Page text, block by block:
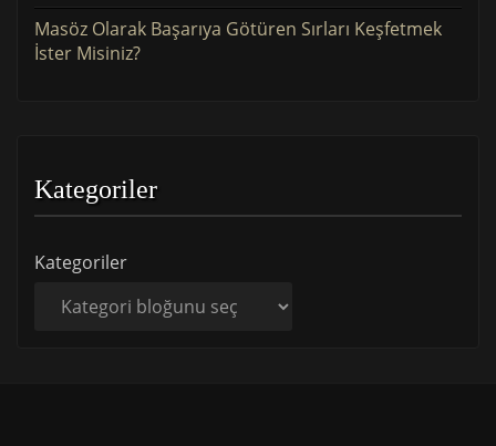
Masöz Olarak Başarıya Götüren Sırları Keşfetmek
İster Misiniz?
Kategoriler
Kategoriler